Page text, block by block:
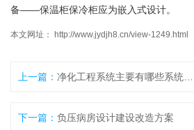
备——保温柜保冷柜应为嵌入式设计。
本文网址： http://www.jydjh8.cn/view-1249.html
上一篇：
下一篇： 负压病房设计建设改造方案